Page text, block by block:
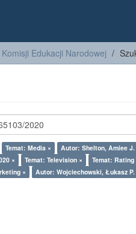
Edukacji Narodowej
Temat: Media × Autor: Shelton, Amiee J.
×
Temat: Television × Temat: Rating
×
Autor: Wojciechowski, Łukasz P.